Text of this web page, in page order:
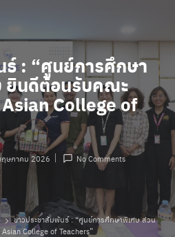
o
k
b
e
ธ์ : “ศูนย์การศึกษา
ยินดีต้อนรับคณะ
College of
ษภาคม 2026 No Comments
ข่าวประชาสัมพันธ์ : “ศูนย์การศึกษาพิเศษ ส่วน
College of Teachers”